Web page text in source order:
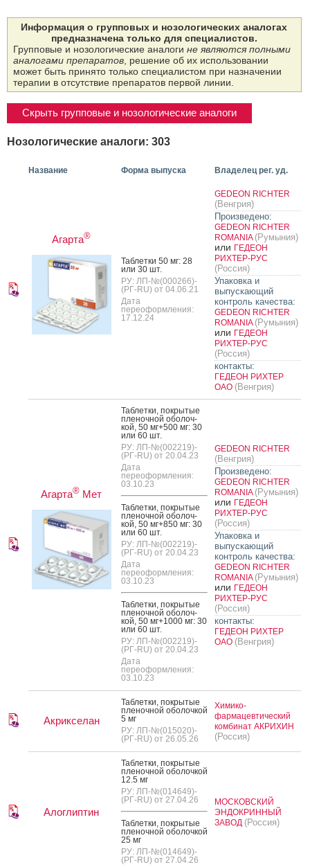
Информация о групповых и нозологических аналогах
предназначена только для специалистов.
Групповые и нозологические аналоги не являются полными
аналогами препаратов, решение об их использовании
может быть принято только специалистом при назначении
терапии в отсутствие препаратов первой линии.
Скрыть групповые и нозологические аналоги
Нозологические аналоги: 303
Название Форма выпуска Владелец рег. уд.
Агарта®
Таб­летки 50 мг: 28
или 30 шт.
РУ: ЛП-№(000266)-
(РГ-RU) от 04.06.21
Дата
переоформления:
17.12.24
GEDEON RICHTER
(Венгрия)
Произведено:
GEDEON RICHTER
ROMANIA (Румыния)
или ГЕДЕОН
РИХТЕР-РУС
(Россия)
Упаковка и
выпускающий
контроль качества:
GEDEON RICHTER
ROMANIA (Румыния)
или ГЕДЕОН
РИХТЕР-РУС
(Россия)
контакты:
ГЕДЕОН РИХТЕР
ОАО (Венгрия)
Агарта® Мет
Таб­летки, пок­ры­тые
пле­ноч­ной обо­лоч­
кой, 50 мг+500 мг: 30
или 60 шт.
РУ: ЛП-№(002219)-
(РГ-RU) от 20.04.23
Дата
переоформления:
03.10.23
Таб­летки, пок­ры­тые
пле­ноч­ной обо­лоч­
кой, 50 мг+850 мг: 30
или 60 шт.
РУ: ЛП-№(002219)-
(РГ-RU) от 20.04.23
Дата
переоформления:
03.10.23
Таб­летки, пок­ры­тые
пле­ноч­ной обо­лоч­
кой, 50 мг+1000 мг: 30
или 60 шт.
РУ: ЛП-№(002219)-
(РГ-RU) от 20.04.23
Дата
переоформления:
03.10.23
GEDEON RICHTER
(Венгрия)
Произведено:
GEDEON RICHTER
ROMANIA (Румыния)
или ГЕДЕОН
РИХТЕР-РУС
(Россия)
Упаковка и
выпускающий
контроль качества:
GEDEON RICHTER
ROMANIA (Румыния)
или ГЕДЕОН
РИХТЕР-РУС
(Россия)
контакты:
ГЕДЕОН РИХТЕР
ОАО (Венгрия)
Акрикселан
Таб­летки, пок­ры­тые
пле­ноч­ной обо­лоч­кой
5 мг
РУ: ЛП-№(015020)-
(РГ-RU) от 26.05.26
Химико-
фармацевтический
комбинат АКРИХИН
(Россия)
Алоглиптин
Таб­летки, пок­ры­тые
пле­ноч­ной обо­лоч­кой
12.5 мг
РУ: ЛП-№(014649)-
(РГ-RU) от 27.04.26
Таб­летки, пок­ры­тые
пле­ноч­ной обо­лоч­кой
25 мг
РУ: ЛП-№(014649)-
(РГ-RU) от 27.04.26
МОСКОВСКИЙ
ЭНДОКРИННЫЙ
ЗАВОД (Россия)